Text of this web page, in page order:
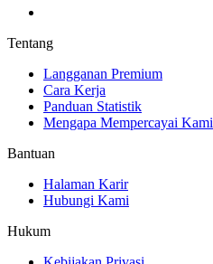
Tentang
Langganan Premium
Cara Kerja
Panduan Statistik
Mengapa Mempercayai Kami
Bantuan
Halaman Karir
Hubungi Kami
Hukum